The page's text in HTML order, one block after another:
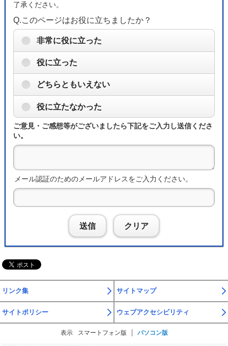
了承ください。
Q.このページはお役に立ちましたか？
非常に役に立った
役に立った
どちらともいえない
役に立たなかった
ご意見・ご感想等がございましたら下記をご入力し送信くださ
い。
メール認証のためのメールアドレスをご入力ください。
送信 クリア
リンク集 サイトマップ
サイトポリシー ウェブアクセシビリティ
表示 スマートフォン版 パソコン版